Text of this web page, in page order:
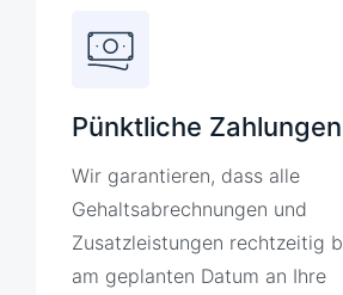
Pünktliche Zahlungen
Wir garantieren, dass alle
Gehaltsabrechnungen und
Zusatzleistungen rechtzeitig
am geplanten Datum an Ihre